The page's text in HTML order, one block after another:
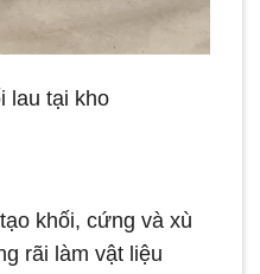
lau tại kho
khối, cứng và xù
rãi làm vật liệu